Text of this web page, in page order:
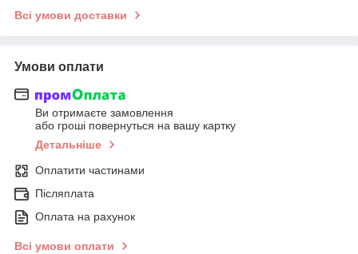
Всі умови доставки
Умови оплати
Ви отримаєте замовлення
або гроші повернуться на вашу картку
Детальніше
Оплатити частинами
Післяплата
Оплата на рахунок
Всі умови оплати